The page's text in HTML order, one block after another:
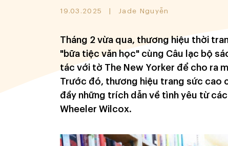
19.03.2025 Jade Nguyễn
Tháng 2 vừa qua, thương hiệu thời
"bữa tiệc văn học" cùng Câu lạc bộ
tác với tờ The New Yorker để cho ra
Trước đó, thương hiệu trang sức cao
đầy những trích dẫn về tình yêu từ các
Wheeler Wilcox.